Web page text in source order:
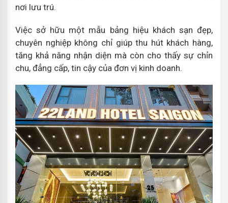
nơi lưu trú.
Việc sở hữu một mẫu bảng hiệu khách sạn đẹp,
chuyên nghiệp không chỉ giúp thu hút khách hàng,
tăng khả năng nhận diện mà còn cho thấy sự chỉn
chu, đẳng cấp, tin cậy của đơn vị kinh doanh.